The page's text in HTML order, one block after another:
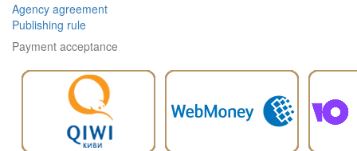
Agency agreement
Publishing rule
Payment acceptance